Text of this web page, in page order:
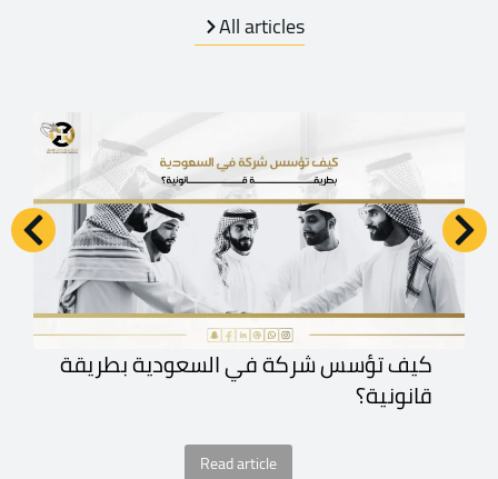
All articles
كيف تؤسس شركة في السعودية بطريقة
قانونية؟
Read article